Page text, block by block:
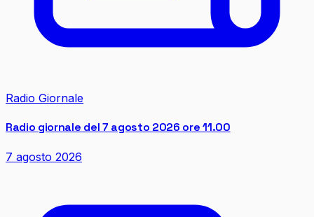
Radio Giornale
Radio giornale del 7 agosto 2026 ore 11.00
7 agosto 2026